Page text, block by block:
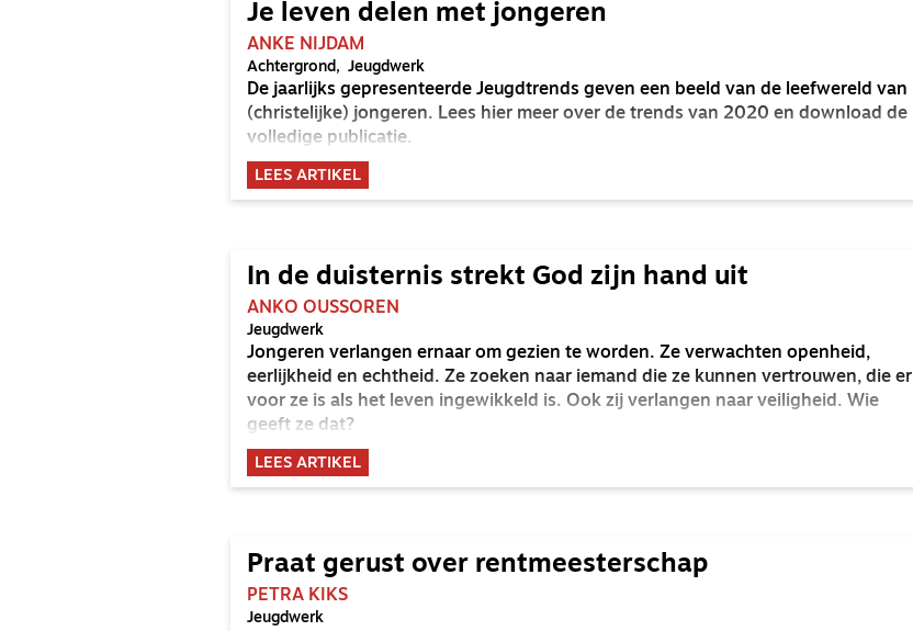
Je leven delen met jongeren
ANKE NIJDAM
Achtergrond Jeugdwerk
De jaarlijks gepresenteerde Jeugdtrends geven een beeld van de leefwereld van
(christelijke) jongeren. Lees hier meer over de trends van 2020 en download de
volledige publicatie.
LEES ARTIKEL
In de duisternis strekt God zijn hand uit
ANKO OUSSOREN
Jeugdwerk
Jongeren verlangen ernaar om gezien te worden. Ze verwachten openheid,
eerlijkheid en echtheid. Ze zoeken naar iemand die ze kunnen vertrouwen, die er
voor ze is als het leven ingewikkeld is. Ook zij verlangen naar veiligheid. Wie
geeft ze dat?
LEES ARTIKEL
Praat gerust over rentmeesterschap
PETRA KIKS
Jeugdwerk